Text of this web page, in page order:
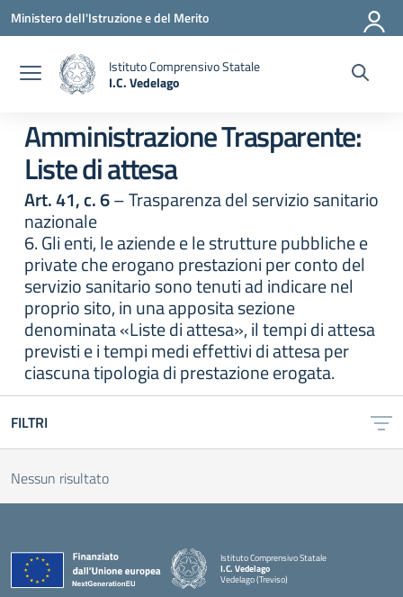
Vai ai contenuti
Vai al menu di navigazione
Vai al footer
Ministero dell'Istruzione e del Merito
Istituto Comprensivo Statale
I.C. Vedelago
— Visita la pagina iniziale della scuola
Amministrazione Trasparente:
Liste di attesa
Art. 41, c. 6– Trasparenza del servizio sanitario
nazionale
6. Gli enti, le aziende e le strutture pubbliche e
private che erogano prestazioni per conto del
servizio sanitario sono tenuti ad indicare nel
proprio sito, in una apposita sezione
denominata «Liste di attesa», il tempi di attesa
previsti e i tempi medi effettivi di attesa per
ciascuna tipologia di prestazione erogata.
FILTRI
Nessun risultato
Istituto Comprensivo Statale
I.C. Vedelago
Vedelago (Treviso)
— Visita la pagina iniziale della scuola